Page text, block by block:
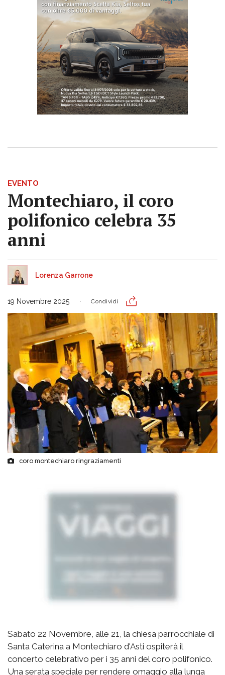
EVENTO
Montechiaro, il coro
polifonico celebra 35
anni
Lorenza Garrone
19 Novembre 2025 Condividi
coro montechiaro ringraziamenti
Sabato 22 Novembre, alle 21, la chiesa parrocchiale di
Santa Caterina a Montechiaro d'Asti ospiterà il
concerto celebrativo per i 35 anni del coro polifonico.
Una serata speciale per rendere omaggio alla lunga